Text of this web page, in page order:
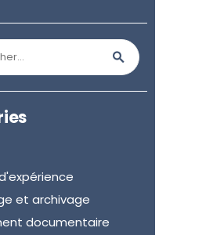
et archivage
documentaire